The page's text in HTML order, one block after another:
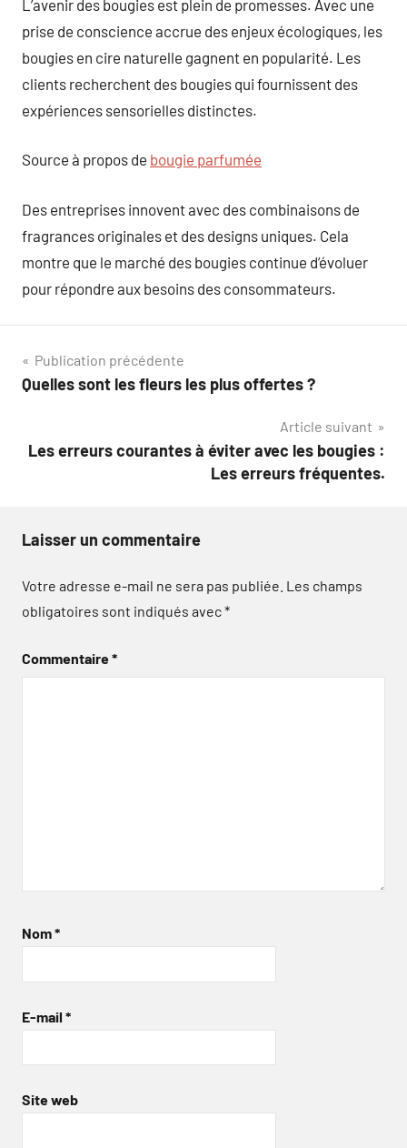
L’avenir des bougies est plein de promesses. Avec une
prise de conscience accrue des enjeux écologiques, les
bougies en cire naturelle gagnent en popularité. Les
clients recherchent des bougies qui fournissent des
expériences sensorielles distinctes.
Source à propos de bougie parfumée
Des entreprises innovent avec des combinaisons de
fragrances originales et des designs uniques. Cela
montre que le marché des bougies continue d’évoluer
pour répondre aux besoins des consommateurs.
Navigation
de
Publication précédente
Quelles sont les fleurs les plus offertes ?
Article suivant
Les erreurs courantes à éviter avec les bougies :
Les erreurs fréquentes.
Laisser un commentaire
Votre adresse e-mail ne sera pas publiée. Les champs
obligatoires sont indiqués avec*
Commentaire*
Nom*
E-mail *
Site web